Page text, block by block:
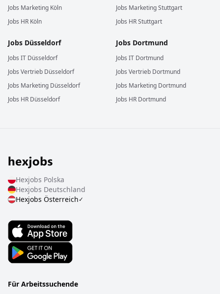
Jobs Marketing Köln
Jobs HR Köln
Jobs MarketingStuttgart
Jobs HRStuttgart
Jobs Düsseldorf
Jobs IT Düsseldorf
Jobs Vertrieb Düsseldorf
Jobs Marketing Düsseldorf
Jobs HR Düsseldorf
Jobs Dortmund
Jobs IT Dortmund
Jobs Vertrieb Dortmund
Jobs Marketing Dortmund
Jobs HR Dortmund
Hexjobs Polska
Hexjobs Deutschland
Hexjobs Österreich✓
Für Arbeitssuchende